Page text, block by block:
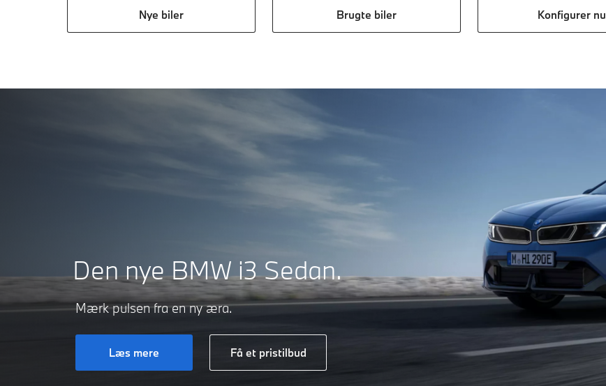
Nye biler Brugte biler Konfigurer nu
Den nye BMW i3 Sedan.
Mærk pulsen fra en ny æra.
Læs mere Få et pristilbud